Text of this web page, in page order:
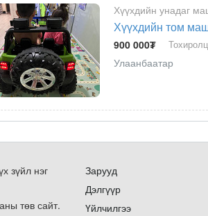
Хүүхдийн унадаг
Хүүхдийн том
900 000₮
Улаанбаатар
зүйл нэг
төв сайт.
Зарууд
Дэлгүүр
Үйлчилгээ